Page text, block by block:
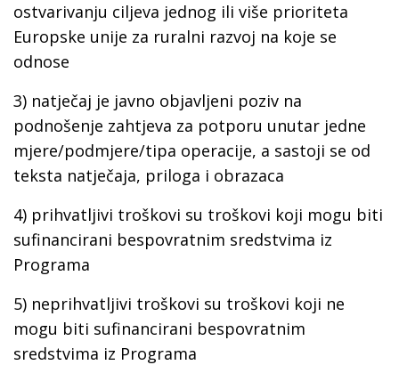
ostvarivanju ciljeva jednog ili više prioriteta
Europske unije za ruralni razvoj na koje se
odnose
3) natječaj je javno objavljeni poziv na
podnošenje zahtjeva za potporu unutar jedne
mjere/podmjere/tipa operacije, a sastoji se od
teksta natječaja, priloga i obrazaca
4) prihvatljivi troškovi su troškovi koji mogu biti
sufinancirani bespovratnim sredstvima iz
Programa
5) neprihvatljivi troškovi su troškovi koji ne
mogu biti sufinancirani bespovratnim
sredstvima iz Programa